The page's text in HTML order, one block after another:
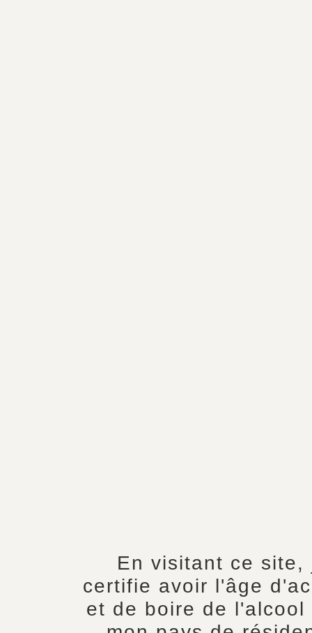
En visitant ce site,
certifie avoir l'âge
et de boire de l'alcool